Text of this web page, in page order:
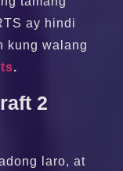
ay hindi
kung walang
.
2
laro, at